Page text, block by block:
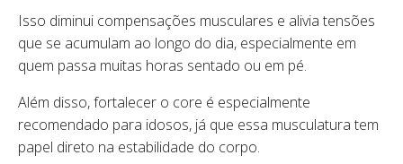
Isso diminui compensações musculares e alivia tensões
que se acumulam ao longo do dia, especialmente em
quem passa muitas horas sentado ou em pé.
Além disso, fortalecer o core é especialmente
recomendado para idosos, já que essa musculatura tem
papel direto na estabilidade do corpo.